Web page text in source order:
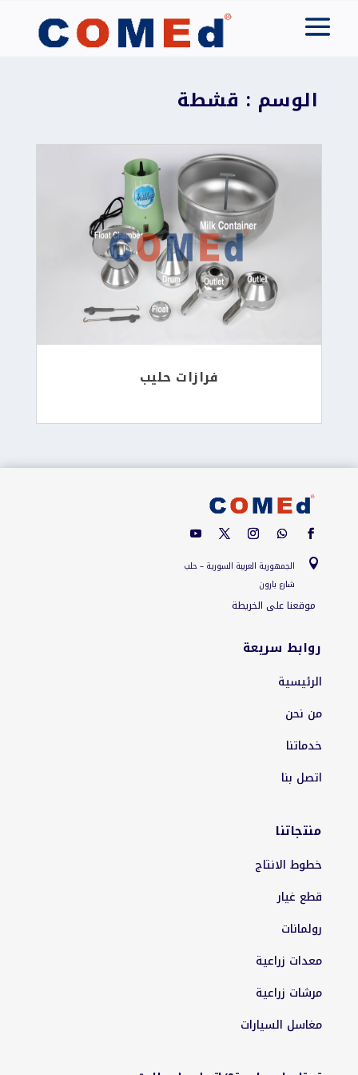
الوسم : قشطة
فرازات حليب

الجمهورية العربية السورية – حلب
شارع بارون
موقعنا على الخريطة
روابط سريعة
الرئيسية
من نحن
خدماتنا
اتصل بنا
منتجاتنا
خطوط الانتاج
قطع غيار
رولمانات
معدات زراعية
مرشات زراعية
مغاسل السيارات